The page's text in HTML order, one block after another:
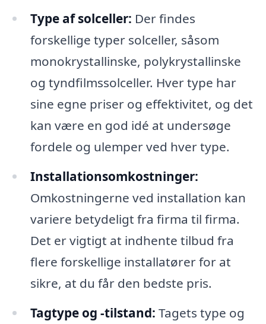
Type af solceller: Der findes
forskellige typer solceller, såsom
monokrystallinske, polykrystallinske
og tyndfilmssolceller. Hver type har
sine egne priser og effektivitet, og det
kan være en god idé at undersøge
fordele og ulemper ved hver type.
Installationsomkostninger:
Omkostningerne ved installation kan
variere betydeligt fra firma til firma.
Det er vigtigt at indhente tilbud fra
flere forskellige installatører for at
sikre, at du får den bedste pris.
Tagtype og -tilstand: Tagets type og